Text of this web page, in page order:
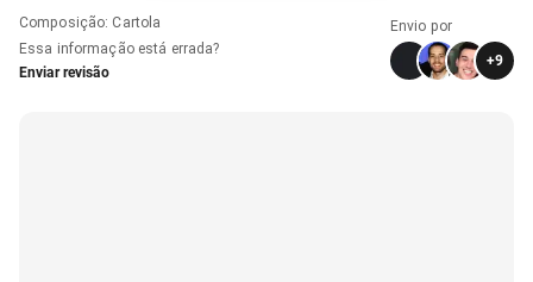
Composição: Cartola
Essa informação está errada?
Enviar revisão
Envio por
+9